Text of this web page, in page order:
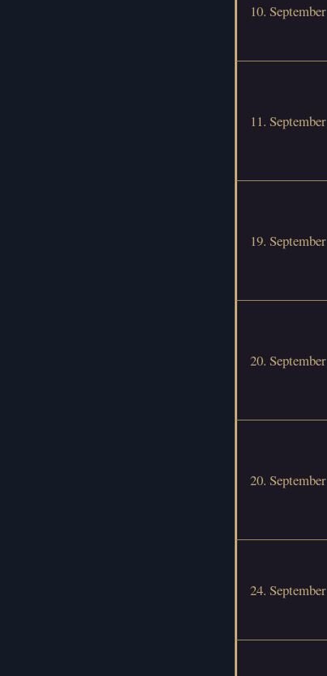
10. September
11. September
19. September
20. September
20. September
24. September